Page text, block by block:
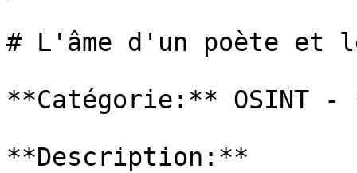
# L'âme d'un poète et
**Catégorie:**
**Description:**